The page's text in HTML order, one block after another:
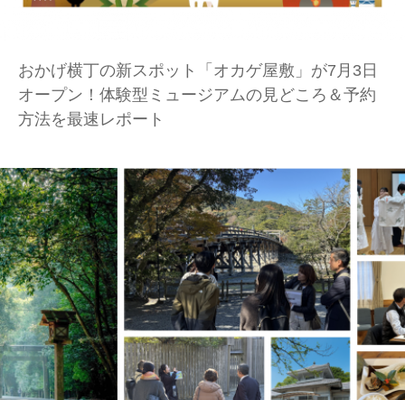
おかげ横丁の新スポット「オカゲ屋敷」が7月3日
オープン！体験型ミュージアムの見どころ＆予約
方法を最速レポート